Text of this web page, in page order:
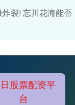
裂! 忘川花海能否
股票配资平
台